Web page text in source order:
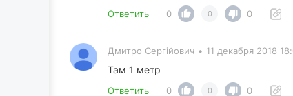
Ответить 0 0 0
Дмитро Сергійович • 11 декабря 2018
Там 1 метр
Ответить 0 0 0